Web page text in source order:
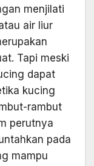
menjilati
air liur
Tapi meski
dapat
kucing
rambut
perutnya
pada
mampu